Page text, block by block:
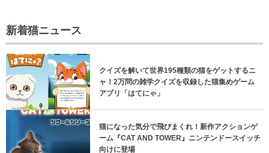
新着猫ニュース
クイズを解いて世界195種類の猫をゲットするニ
ャ！2万問の雑学クイズを収録した猫集めゲーム
アプリ「はてにゃ」
猫になった気分で飛びまくれ！新作アクションゲ
ーム『CAT AND TOWER』ニンテンドースイッチ
向けに登場